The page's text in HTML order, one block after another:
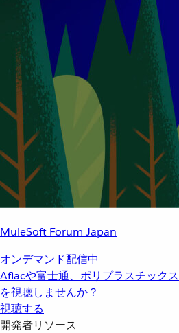
MuleSoft Forum Japan
オンデマンド配信中
Aflacや富士通、ポリプラスチック
を視聴しませんか？
視聴する
開発者リソース